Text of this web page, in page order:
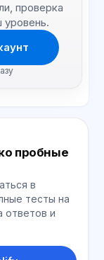
проверка
уровень.
пробные
в
тесты на
ответов и